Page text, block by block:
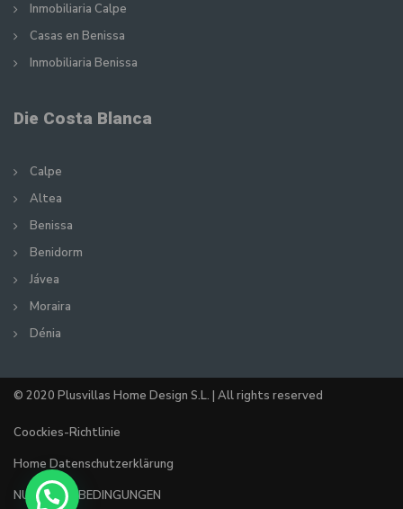
Inmobiliaria Calpe
Casas en Benissa
Inmobiliaria Benissa
Die Costa Blanca
Calpe
Altea
Benissa
Benidorm
Jávea
Moraira
Dénia
© 2020 Plusvillas Home Design S.L. | All rights reserved
Coockies-Richtlinie
Home Datenschutzerklärung
NUTZUNGSBEDINGUNGEN